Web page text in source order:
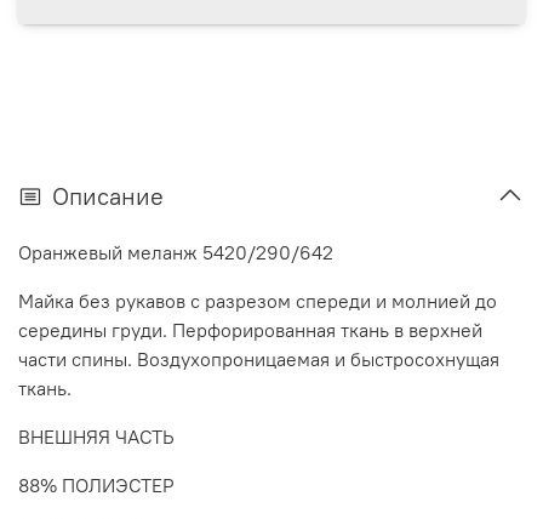
Описание
Оранжевый меланж 5420/290/642
Майка без рукавов с разрезом спереди и молнией до
середины груди. Перфорированная ткань в верхней
части спины. Воздухопроницаемая и быстросохнущая
ткань.
ВНЕШНЯЯ ЧАСТЬ
88% ПОЛИЭСТЕР